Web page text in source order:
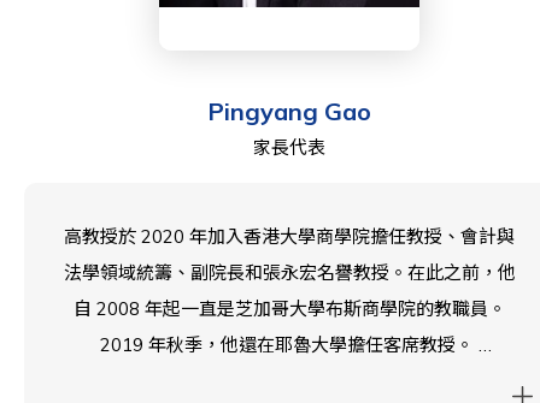
幫助和回饋那些對她的孩子們來說像第二個家的學校。她
熱愛寫作和烘焙的她，喜歡與孩子們共度時光，無論是隨
意聊天還是聽他們提出讓世界變得更美好的想法！
Pingyang Gao
家長代表
高教授於 2020 年加入香港大學商學院擔任教授、會計與
法學領域統籌、副院長和張永宏名譽教授。在此之前，他
自 2008 年起一直是芝加哥大學布斯商學院的教職員。
2019 年秋季，他還在耶魯大學擔任客席教授。